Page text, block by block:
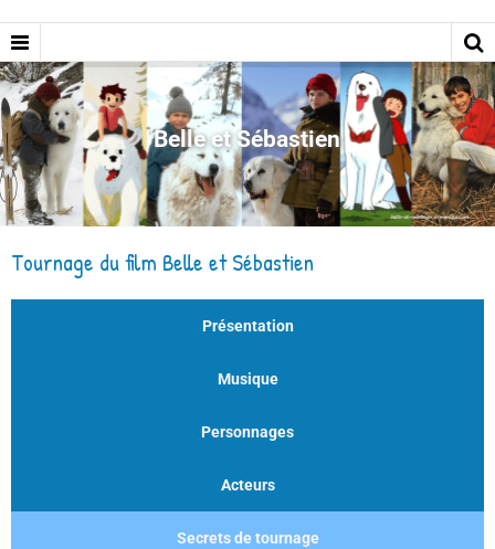
Belle et Sébastien
Tournage du film Belle et Sébastien
Présentation
Musique
Personnages
Acteurs
Secrets de tournage